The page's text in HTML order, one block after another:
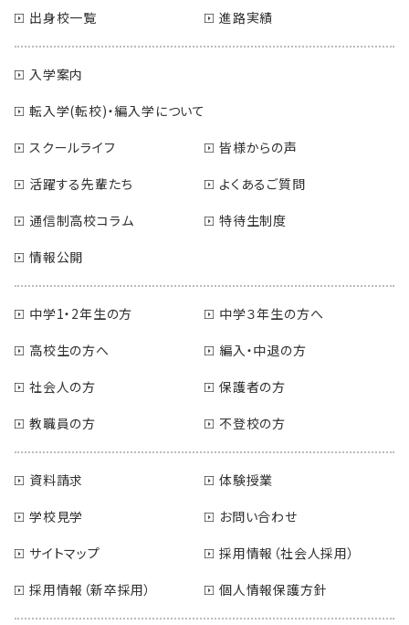
出身校一覧
進路実績
入学案内
転入学(転校)・編入学について
スクールライフ
皆様からの声
活躍する先輩たち
よくあるご質問
通信制高校コラム
特待生制度
情報公開
中学1・2年生の方
中学３年生の方へ
高校生の方へ
編入・中退の方
社会人の方
保護者の方
教職員の方
不登校の方
資料請求
体験授業
学校見学
お問い合わせ
サイトマップ
採用情報（社会人採用）
採用情報（新卒採用）
個人情報保護方針